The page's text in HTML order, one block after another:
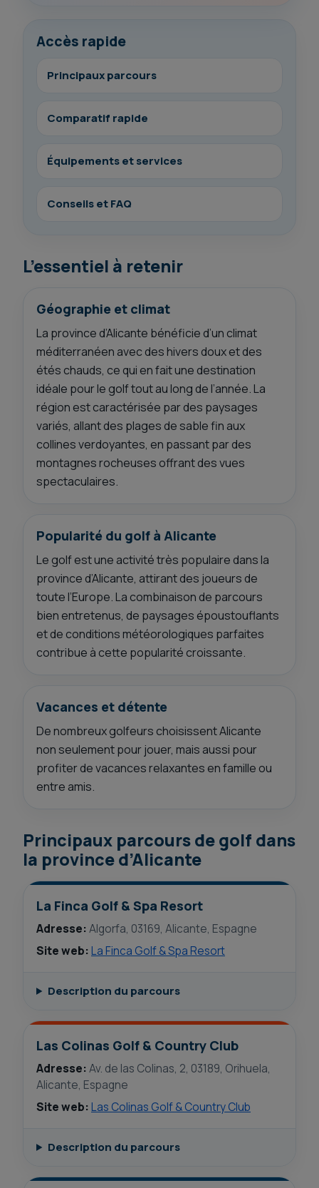
Accès rapide
Principaux parcours
Comparatif rapide
Équipements et services
Conseils et FAQ
L’essentiel à retenir
Géographie et climat
La province d’Alicante bénéficie d’un climat
méditerranéen avec des hivers doux et des
étés chauds, ce qui en fait une destination
idéale pour le golf tout au long de l’année. La
région est caractérisée par des paysages
variés, allant des plages de sable fin aux
collines verdoyantes, en passant par des
montagnes rocheuses offrant des vues
spectaculaires.
Popularité du golf à Alicante
Le golf est une activité très populaire dans la
province d’Alicante, attirant des joueurs de
toute l’Europe. La combinaison de parcours
bien entretenus, de paysages époustouflants
et de conditions météorologiques parfaites
contribue à cette popularité croissante.
Vacances et détente
De nombreux golfeurs choisissent Alicante
non seulement pour jouer, mais aussi pour
profiter de vacances relaxantes en famille ou
entre amis.
Principaux parcours de golf dans
la province d’Alicante
La Finca Golf & Spa Resort
Adresse:Algorfa, 03169, Alicante, Espagne
Site web:La Finca Golf & Spa Resort
Description du parcours
Las Colinas Golf & Country Club
Adresse:Av. de las Colinas, 2, 03189, Orihuela,
Alicante, Espagne
Site web:Las Colinas Golf & Country Club
Description du parcours